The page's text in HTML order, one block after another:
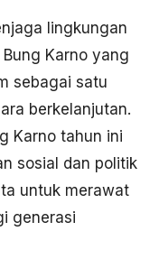
lingkungan
Karno yang
sebagai satu
berkelanjutan.
Karno tahun ini
sosial dan politik
untuk merawat
generasi